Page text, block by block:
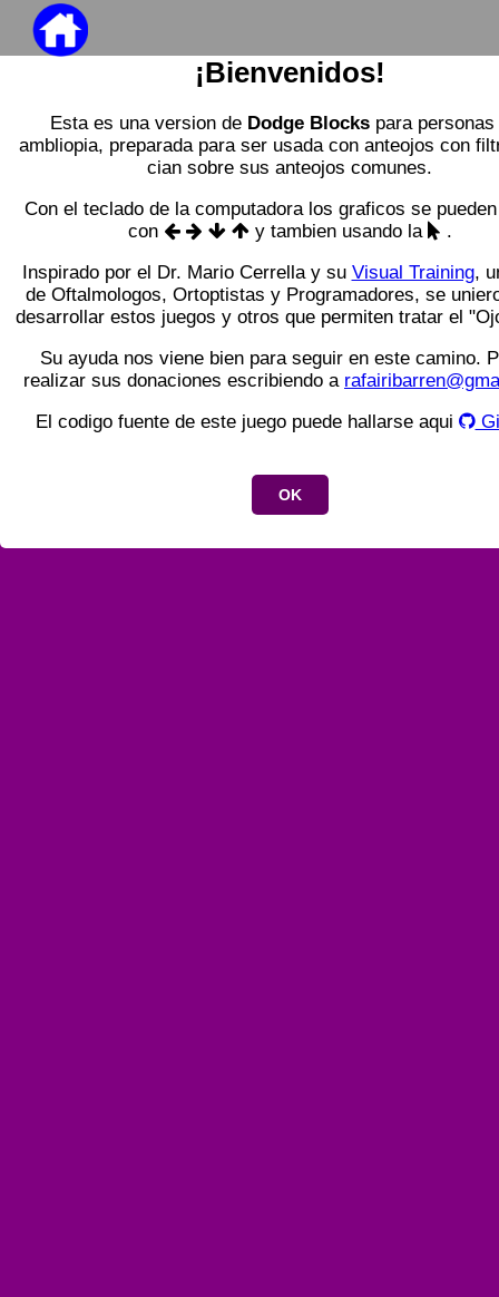
¡Bienvenidos!
Esta es una version de Dodge Blockspara personas
ambliopia, preparada para ser usada con anteojos con
cian sobre sus anteojos comunes.
Con el teclado de la computadora los graficos se
con
y tambien usando la
.
Inspirado por el Dr. Mario Cerrella y su Visual Training,
de Oftalmologos, Ortoptistas y Programadores, se
desarrollar estos juegos y otros que permiten tratar el
Su ayuda nos viene bien para seguir en este camino.
realizar sus donaciones escribiendo a
El codigo fuente de este juego puede hallarse aqui
OK